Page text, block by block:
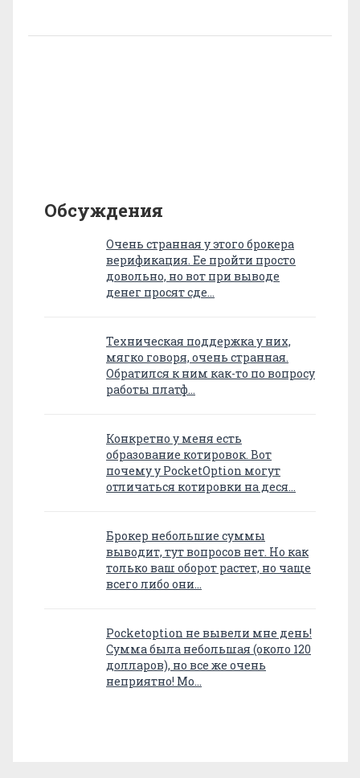
Обсуждения
Очень странная у этого брокера
верификация. Ее пройти просто
довольно, но вот при выводе
денег просят сде…
Техническая поддержка у них,
мягко говоря, очень странная.
Обратился к ним как-то по вопросу
работы платф…
Конкретно у меня есть
образование котировок. Вот
почему у PocketOption могут
отличаться котировки на деся…
Брокер небольшие суммы
выводит, тут вопросов нет. Но как
только ваш оборот растет, но чаще
всего либо они…
Pocketoption не вывели мне день!
Сумма была небольшая (около 120
долларов), но все же очень
неприятно! Мо…